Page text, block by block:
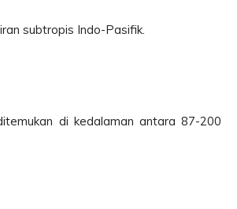
subtropis Indo-Pasifik.
di kedalaman antara 87-200